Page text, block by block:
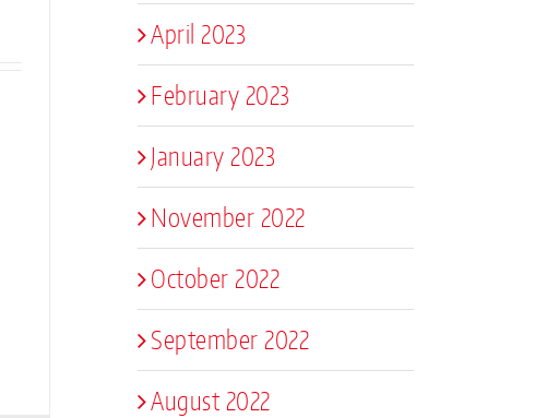
April 2023
February 2023
January 2023
November 2022
October 2022
September 2022
August 2022